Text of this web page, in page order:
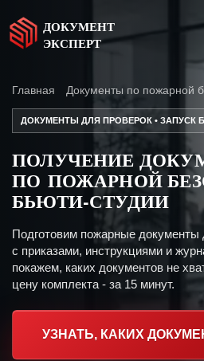
ДОКУМЕНТ
ЭКСПЕРТ
Главная Документы по пожарной
ДОКУМЕНТЫ ДЛЯ ПРОВЕРОК • ЗАПУСК
ПОЛУЧЕНИЕ
ПО ПОЖАРНОЙ
БЬЮТИ-СТУДИИ
Подготовим пожарные документы
с приказами, инструкциями и
покажем, каких документов не
цену комплекта - за 15 минут.
УЗНАТЬ, КАКИХ